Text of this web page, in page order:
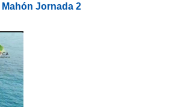
Jornada 2